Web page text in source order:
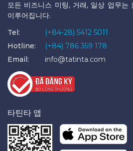
모든 비즈니스 미팅, 거래, 일상 업무는
이루어집니다.
Tel:
(+84-28) 5412 5011
Hotline:
(+84) 786 359 178
Email:
info@tatinta.com
타틴타 앱